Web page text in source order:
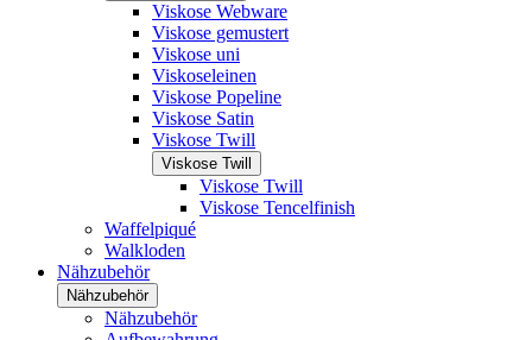
Viskose Webware
Viskose gemustert
Viskose uni
Viskoseleinen
Viskose Popeline
Viskose Satin
Viskose Twill
Viskose Twill
Viskose Twill
Viskose Tencelfinish
Waffelpiqué
Walkloden
Nähzubehör
Nähzubehör
Nähzubehör